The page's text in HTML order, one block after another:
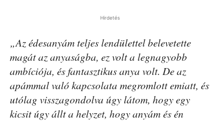
Hirdetés
„Az édesanyám teljes lendülettel belevetette
magát az anyaságba, ez volt a legnagyobb
ambíciója, és fantasztikus anya volt. De az
apámmal való kapcsolata megromlott emiatt, és
utólag visszagondolva úgy látom, hogy egy
kicsit úgy állt a helyzet, hogy anyám és én